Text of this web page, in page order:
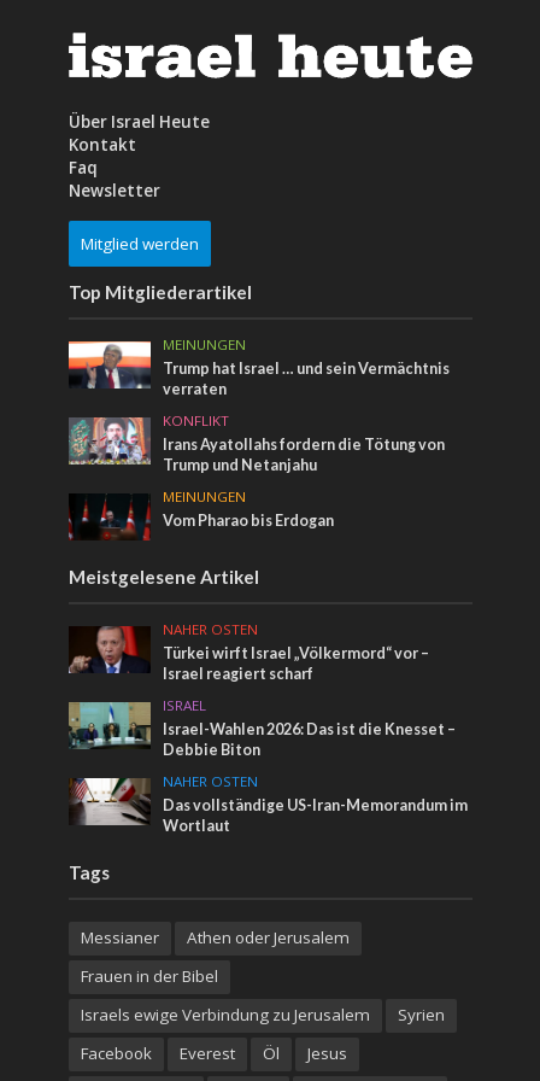
Über Israel Heute
Kontakt
Faq
Newsletter
Mitglied werden
Top Mitgliederartikel
MEINUNGEN
Trump hat Israel … und sein Vermächtnis
verraten
KONFLIKT
Irans Ayatollahs fordern die Tötung von
Trump und Netanjahu
MEINUNGEN
Vom Pharao bis Erdogan
Meistgelesene Artikel
NAHER OSTEN
Türkei wirft Israel „Völkermord“ vor –
Israel reagiert scharf
ISRAEL
Israel-Wahlen 2026: Das ist die Knesset –
Debbie Biton
NAHER OSTEN
Das vollständige US-Iran-Memorandum im
Wortlaut
Tags
Messianer
Athen oder Jerusalem
Frauen in der Bibel
Israels ewige Verbindung zu Jerusalem
Syrien
Facebook
Everest Öl
Jesus